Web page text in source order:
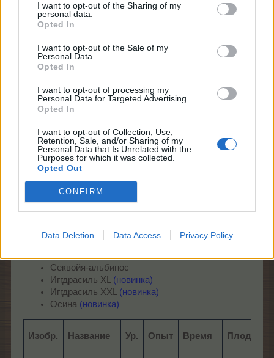
I want to opt-out of the Sharing of my
personal data.
Opted In
I want to opt-out of the Sale of my
Personal Data.
Opted In
I want to opt-out of processing my
Personal Data for Targeted Advertising.
Opted In
I want to opt-out of Collection, Use,
Retention, Sale, and/or Sharing of my
Personal Data that Is Unrelated with the
Purposes for which it was collected.
Opted Out
CONFIRM
Data Deletion Data Access Privacy Policy
Размер: 1x1
Время роста:
После сбора
следующих предметов (только для основной
фермы):
уровню)
Склонённое дерево XL(участвует последний
раз)
Склонённое дерево XXL
раз)
Сосна остистая
Магнолия огуречная
Дерево-старец XL
Секвойя-альбинос
Иггдрасиль XL (новинка)
Иггдрасиль XXL (новинка)
Осина (новинка)
Изобр. Название Ур. Опыт Время Плоды